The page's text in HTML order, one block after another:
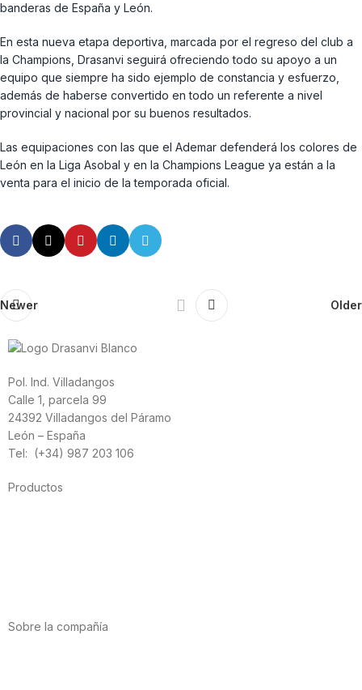
banderas de España y León.
En esta nueva etapa deportiva, marcada por el regreso del club a
la Champions, Drasanvi seguirá ofreciendo todo su apoyo a un
equipo que siempre ha sido ejemplo de constancia y esfuerzo,
además de haberse convertido en todo un referente a nivel
provincial y nacional por su buenos resultados.
Las equipaciones con las que el Ademar defenderá los colores de
León en la Liga Asobal y en la Champions League ya están a la
venta para el inicio de la temporada oficial.
Newer Older
Pol. Ind. Villadangos
Calle 1, parcela 99
24392 Villadangos del Páramo
León – España
Tel: (+34) 987 203 106
Productos
Sobre la compañía